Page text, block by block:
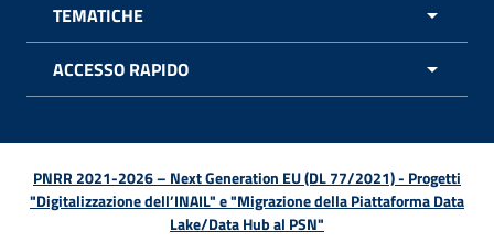
TEMATICHE
ACCESSO RAPIDO
PNRR 2021-2026 – Next Generation EU (DL 77/2021) - Progetti
"Digitalizzazione dell’INAIL" e "Migrazione della Piattaforma Data
Lake/Data Hub al PSN"